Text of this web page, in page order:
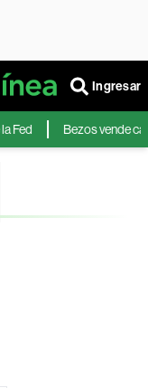
Ingresar
Bezos vende casi